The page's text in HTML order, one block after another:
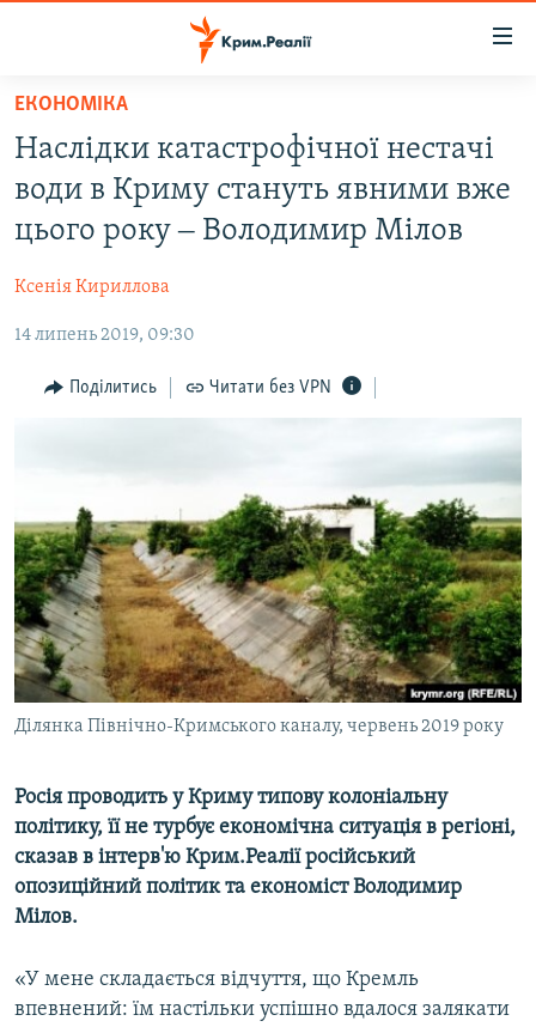
Перейти
основного
матеріалу
до
основної
Перейти
пошуку
ВОДА.КРИМ
ВІДЕО ТА ФОТО
БЛОГИ
ПОГЛЯД
ІНТЕРВ'Ю
СПЕЦПРОЕКТИ
ДЕПОРТАЦІЯ
ВІДЕОУРОКИ «ELIFBE»
СВІДЧЕННЯ ОКУПАЦІЇ
УКРАЇНСЬКА ПРОБЛЕМА КРИМУ
ІНФОГРАФІКА
ЯК ОБІЙТИ БЛОКУВАННЯ
Русский
Qırımtatar
ДОЛУЧАЙСЯ!
Усі сайти RFE/RL
ЕКОНОМІКА
Наслідки катастрофічної нестачі
води в Криму стануть явними вже
цього року ‒ Володимир Мілов
Ксенія Кириллова
14 липень 2019, 09:30
Поділитись Читати без VPN
Ділянка Північно-Кримського каналу, червень 2019 року
Росія проводить у Криму типову колоніальну
політику, її не турбує економічна ситуація в регіоні,
сказав в інтерв'ю Крим.Реалії російський
опозиційний політик та економіст Володимир
Мілов.
«У мене складається відчуття, що Кремль
впевнений: їм настільки успішно вдалося залякати